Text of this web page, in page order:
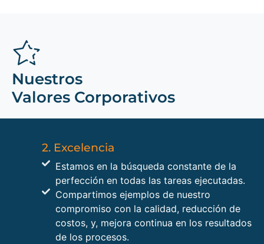
Nuestros
Valores Corporativos
2. Excelencia
Estamos en la búsqueda constante de la
perfección en todas las tareas ejecutadas.
Compartimos ejemplos de nuestro
compromiso con la calidad, reducción de
costos, y, mejora continua en los resultados
de los procesos.